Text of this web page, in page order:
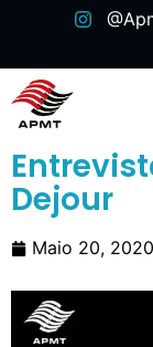
Dejour
Maio 20, 2020